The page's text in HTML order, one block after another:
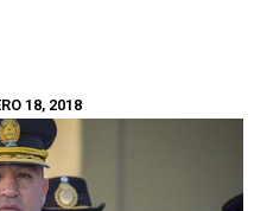
18, 2018